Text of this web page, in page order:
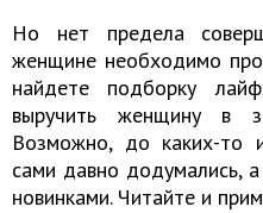
Но нет предела
женщине необходимо
найдете подборку
выручить женщину в
Возможно, до каких-то
сами давно додумались,
новинками. Читайте и